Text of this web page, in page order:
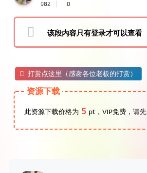
982
0
该段内容只有登录才可以查看
打赏点这里（感谢各位老板的打赏）
资源下载
此资源下载价格为 5 pt，VIP免费，请先